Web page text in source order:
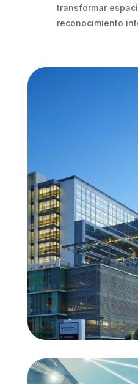
transformar
reconocimiento